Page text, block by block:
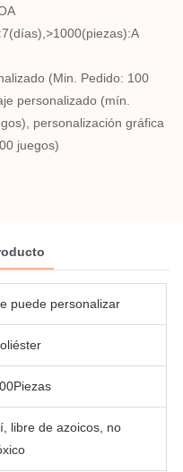
(Min. Pedido: 100
personalizado (mín.
personalización gráfica
juegos)
puede personalizar
libre de azoicos, no